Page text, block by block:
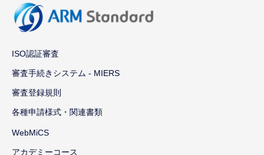
ISO認証審査
審査手続きシステム - MIERS
審査登録規則
各種申請様式・関連書類
WebMiCS
アカデミーコース